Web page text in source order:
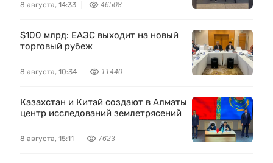
8 августа, 14:33 46508
$100 млрд: ЕАЭС выходит на новый
торговый рубеж
8 августа, 10:34 11440
Казахстан и Китай создают в Алматы
центр исследований землетрясений
8 августа, 15:11 7623